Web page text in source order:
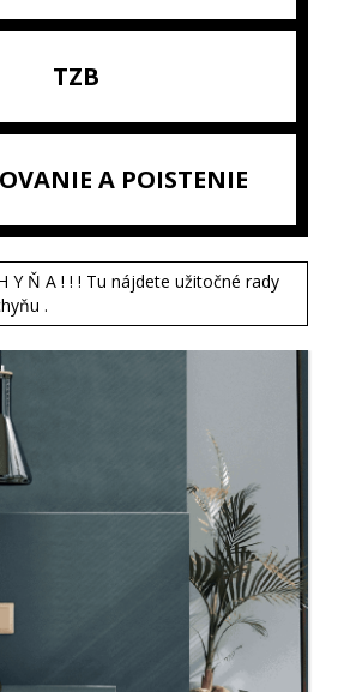
TZB
A POISTENIE
Y Ň A ! ! ! Tu nájdete užitočné rady
.